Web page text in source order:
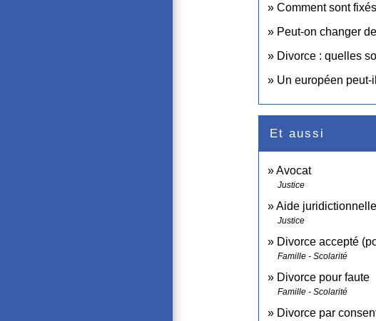
Comment sont
Peut-on changer
Divorce : quelles
Un européen
Et aussi
Avocat
Justice
Aide juridictionnelle
Justice
Divorce accepté
Famille - Scolarité
Divorce pour faute
Famille - Scolarité
Divorce par